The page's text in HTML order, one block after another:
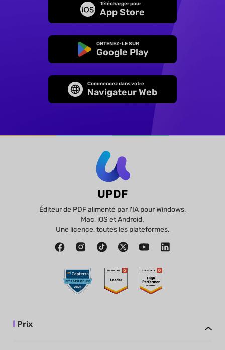
Télécharger pour
App Store
OBTENEZ-LE SUR
Google Play
Commencez dans votre
Navigateur Web
UPDF
Éditeur de PDF alimenté par l'IA pour Windows,
Mac, iOS et Android.
Une licence, toutes les plateformes.
Prix